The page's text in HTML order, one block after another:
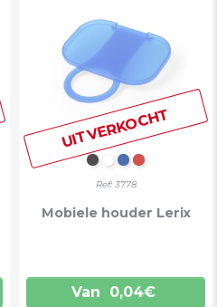
UITVERKOCHT
ZWART
WITBLAUW
ROOD
Ref: 3778
Mobiele houder Lerix
Van 0,04€